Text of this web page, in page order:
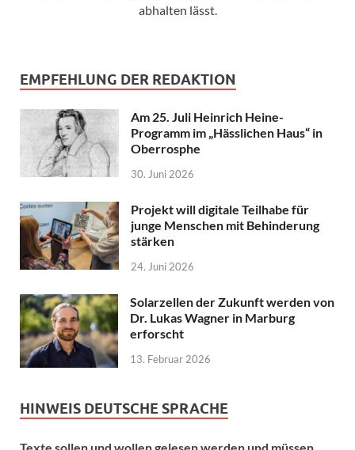
abhalten lässt.
EMPFEHLUNG DER REDAKTION
Am 25. Juli Heinrich Heine-
Programm im „Hässlichen Haus“ in
Oberrosphe
30. Juni 2026
Projekt will digitale Teilhabe für
junge Menschen mit Behinderung
stärken
24. Juni 2026
Solarzellen der Zukunft werden von
Dr. Lukas Wagner in Marburg
erforscht
13. Februar 2026
HINWEIS DEUTSCHE SPRACHE